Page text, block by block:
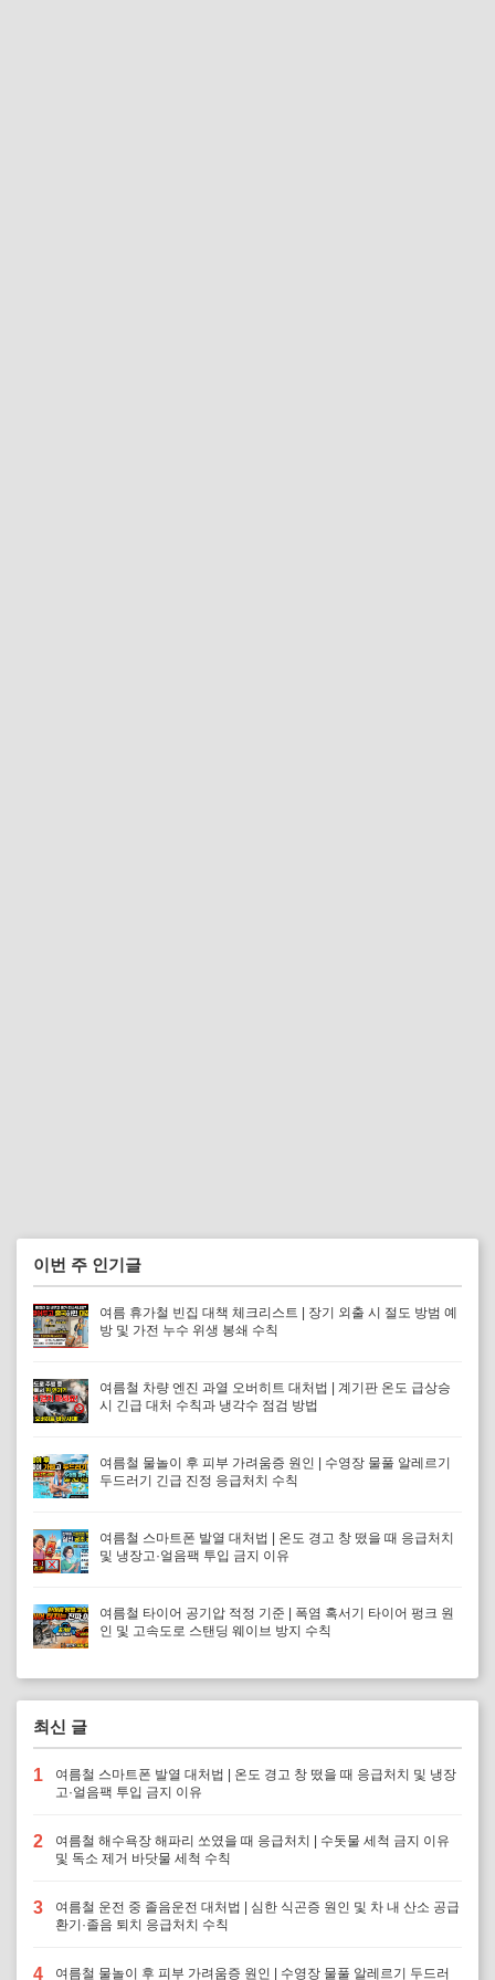
이번 주 인기글
여름 휴가철 빈집 대책 체크리스트 | 장기 외출 시 절도 방범 예
방 및 가전 누수 위생 봉쇄 수칙
여름철 차량 엔진 과열 오버히트 대처법 | 계기판 온도 급상승
시 긴급 대처 수칙과 냉각수 점검 방법
여름철 물놀이 후 피부 가려움증 원인 | 수영장 물풀 알레르기
두드러기 긴급 진정 응급처치 수칙
여름철 스마트폰 발열 대처법 | 온도 경고 창 떴을 때 응급처치
및 냉장고·얼음팩 투입 금지 이유
여름철 타이어 공기압 적정 기준 | 폭염 혹서기 타이어 펑크 원
인 및 고속도로 스탠딩 웨이브 방지 수칙
최신 글
1
여름철 스마트폰 발열 대처법 | 온도 경고 창 떴을 때 응급처치 및 냉장
고·얼음팩 투입 금지 이유
2
여름철 해수욕장 해파리 쏘였을 때 응급처치 | 수돗물 세척 금지 이유
및 독소 제거 바닷물 세척 수칙
3
여름철 운전 중 졸음운전 대처법 | 심한 식곤증 원인 및 차 내 산소 공급
환기·졸음 퇴치 응급처치 수칙
4 여름철 물놀이 후 피부 가려움증 원인 | 수영장 물풀 알레르기 두드러